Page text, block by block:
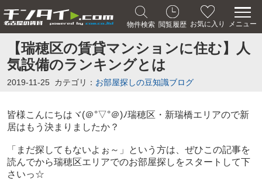
物件検索 閲覧履歴 お気に入り メニュー
【瑞穂区の賃貸マンションに住む】人
気設備のランキングとは
2019-11-25 カテゴリ： お部屋探しの豆知識ブログ
皆様こんにちは ヾ(＠°▽°＠)ﾉ瑞穂区・新瑞橋エリアので新
居はもう決まりましたか？
「まだ探してもないよぉ～」という方は、ぜひこの記事を
読んでから瑞穂区エリアでのお部屋探しをスタートして下
さいっ☆